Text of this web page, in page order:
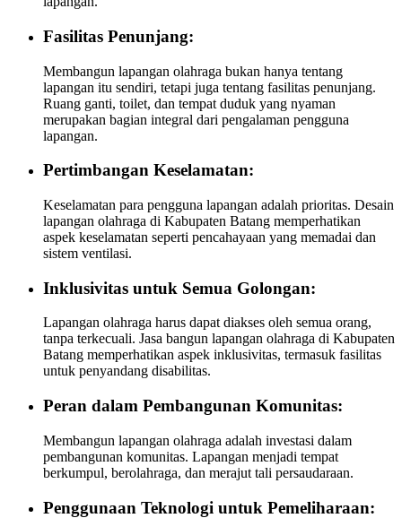
Fasilitas Penunjang:
Membangun lapangan olahraga bukan hanya tentang
lapangan itu sendiri, tetapi juga tentang fasilitas penunjang.
Ruang ganti, toilet, dan tempat duduk yang nyaman
merupakan bagian integral dari pengalaman pengguna
lapangan.
Pertimbangan Keselamatan:
Keselamatan para pengguna lapangan adalah prioritas. Desain
lapangan olahraga di Kabupaten Batang memperhatikan
aspek keselamatan seperti pencahayaan yang memadai dan
sistem ventilasi.
Inklusivitas untuk Semua Golongan:
Lapangan olahraga harus dapat diakses oleh semua orang,
tanpa terkecuali. Jasa bangun lapangan olahraga di Kabupaten
Batang memperhatikan aspek inklusivitas, termasuk fasilitas
untuk penyandang disabilitas.
Peran dalam Pembangunan Komunitas:
Membangun lapangan olahraga adalah investasi dalam
pembangunan komunitas. Lapangan menjadi tempat
berkumpul, berolahraga, dan merajut tali persaudaraan.
Penggunaan Teknologi untuk Pemeliharaan: